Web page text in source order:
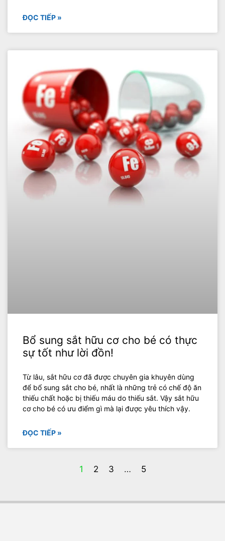
ĐỌC TIẾP »
Bổ sung sắt hữu cơ cho bé có thực
sự tốt như lời đồn!
Từ lâu, sắt hữu cơ đã được chuyên gia khuyên dùng
để bổ sung sắt cho bé, nhất là những trẻ có chế độ ăn
thiếu chất hoặc bị thiếu máu do thiếu sắt. Vậy sắt hữu
cơ cho bé có ưu điểm gì mà lại được yêu thích vậy.
ĐỌC TIẾP »
1 2 3 … 5